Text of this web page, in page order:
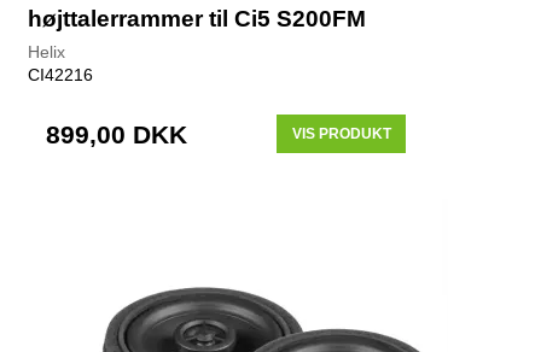
højttalerrammer til Ci5 S200FM
Helix
CI42216
899,00 DKK VIS PRODUKT